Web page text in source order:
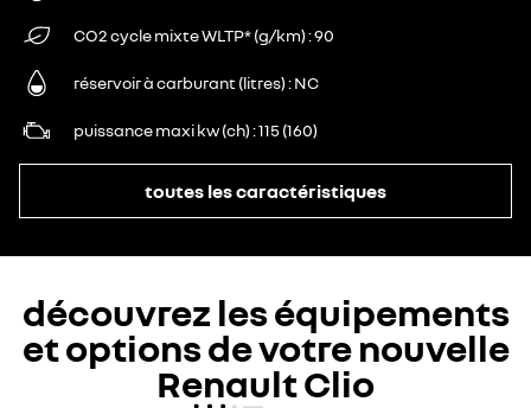
CO2 cycle mixte WLTP* (g/km) 90
réservoir à carburant (litres) NC
puissance maxi kw (ch) 115 (160)
toutes les caractéristiques
découvrez les équipements
et options de votre nouvelle
Renault Clio